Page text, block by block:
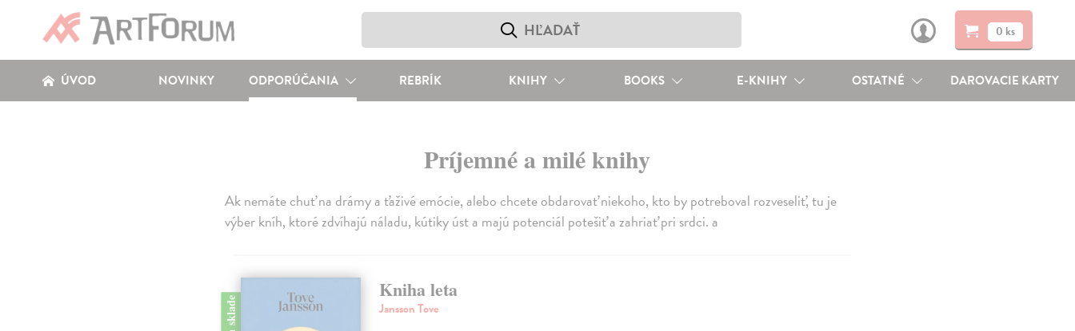
0 ks
ÚVOD NOVINKY ODPORÚČANIA REBRÍK KNIHY BOOKS E-KNIHY OSTATNÉ DAROVACIE KARTY
Príjemné a milé knihy
Ak nemáte chuť na drámy a ťaživé emócie, alebo chcete obdarovať niekoho, kto by potreboval rozveseliť, tu je
výber kníh, ktoré zdvíhajú náladu, kútiky úst a majú potenciál potešiť a zahriať pri srdci. a
na sklade
Kniha leta
Jansson Tove